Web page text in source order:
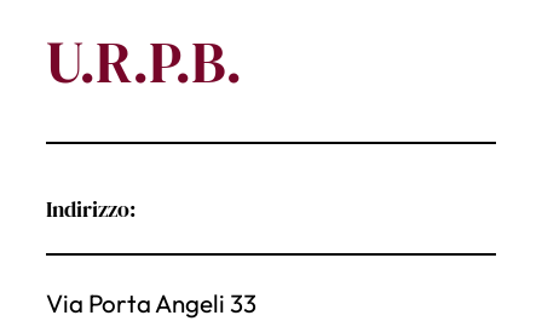
U.R.P.B.
Indirizzo:
Via Porta Angeli 33